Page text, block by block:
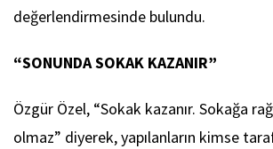
değerlendirmesinde bulundu.
“SONUNDA SOKAK KAZANIR”
Özgür Özel, “Sokak kazanır. Sokağa
olmaz” diyerek, yapılanların kimse